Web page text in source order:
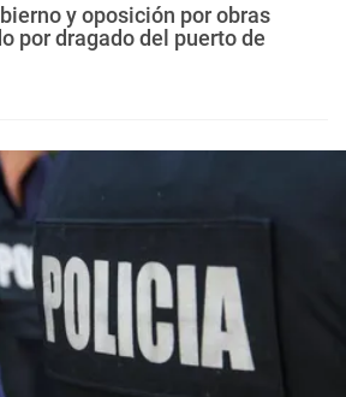
y oposición por obras
por dragado del puerto de